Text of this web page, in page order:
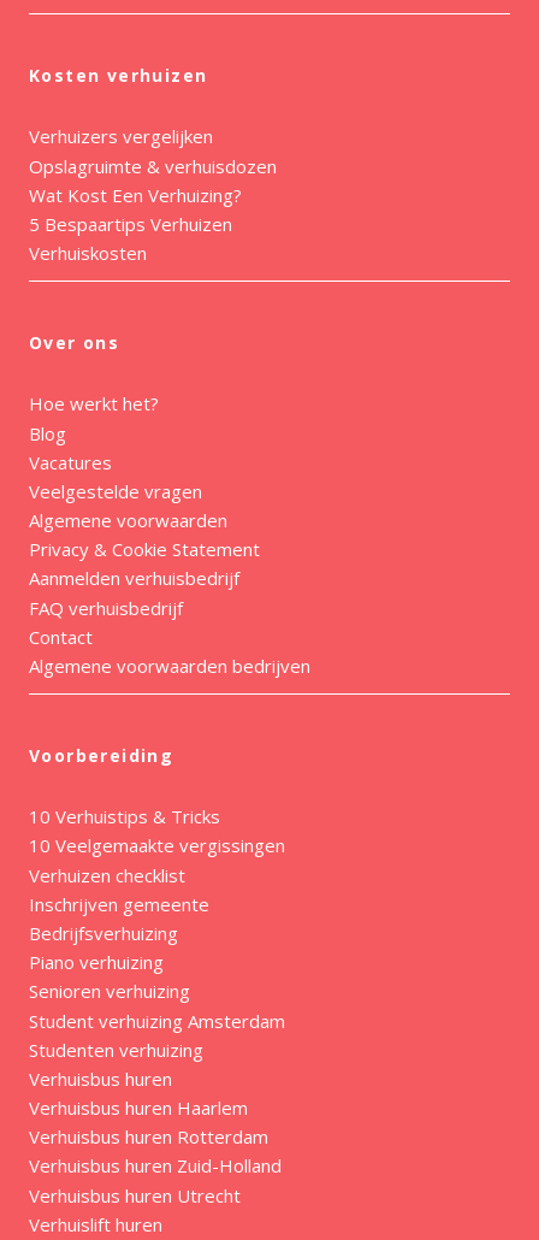
Kosten verhuizen
Verhuizers vergelijken
Opslagruimte & verhuisdozen
Wat Kost Een Verhuizing?
5 Bespaartips Verhuizen
Verhuiskosten
Over ons
Hoe werkt het?
Blog
Vacatures
Veelgestelde vragen
Algemene voorwaarden
Privacy & Cookie Statement
Aanmelden verhuisbedrijf
FAQ verhuisbedrijf
Contact
Algemene voorwaarden bedrijven
Voorbereiding
10 Verhuistips & Tricks
10 Veelgemaakte vergissingen
Verhuizen checklist
Inschrijven gemeente
Bedrijfsverhuizing
Piano verhuizing
Senioren verhuizing
Student verhuizing Amsterdam
Studenten verhuizing
Verhuisbus huren
Verhuisbus huren Haarlem
Verhuisbus huren Rotterdam
Verhuisbus huren Zuid-Holland
Verhuisbus huren Utrecht
Verhuislift huren